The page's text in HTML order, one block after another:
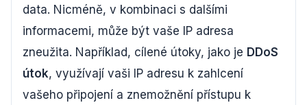
data. Nicméně, v kombinaci s dalšími
informacemi, může být vaše IP adresa
zneužita. Například, cílené útoky, jako je DDoS
útok, využívají vaši IP adresu k zahlcení
vašeho připojení a znemožnění přístupu k